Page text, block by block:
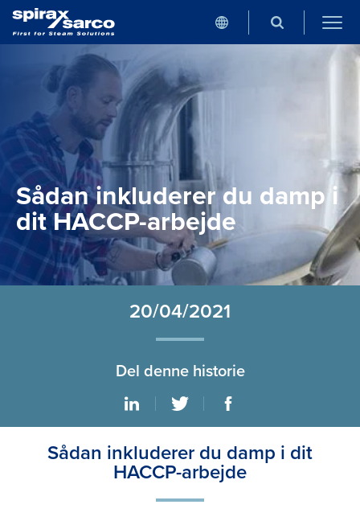
Sådan inkluderer du damp i
dit HACCP-arbejde
20/04/2021
Del denne historie
Sådan inkluderer du damp i dit
HACCP-arbejde